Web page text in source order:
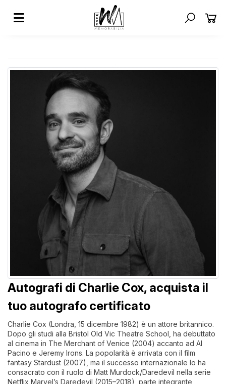
Autografi di Charlie Cox, acquista il
tuo autografo certificato
Charlie Cox (Londra, 15 dicembre 1982) è un attore britannico.
Dopo gli studi alla Bristol Old Vic Theatre School, ha debuttato
al cinema in The Merchant of Venice (2004) accanto ad Al
Pacino e Jeremy Irons. La popolarità è arrivata con il film
fantasy Stardust (2007), ma il successo internazionale lo ha
consacrato con il ruolo di Matt Murdock/Daredevil nella serie
Netflix Marvel’s Daredevil (2015–2018), parte integrante